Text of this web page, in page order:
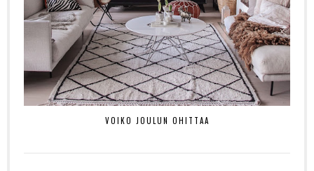
VOIKO JOULUN OHITTAA